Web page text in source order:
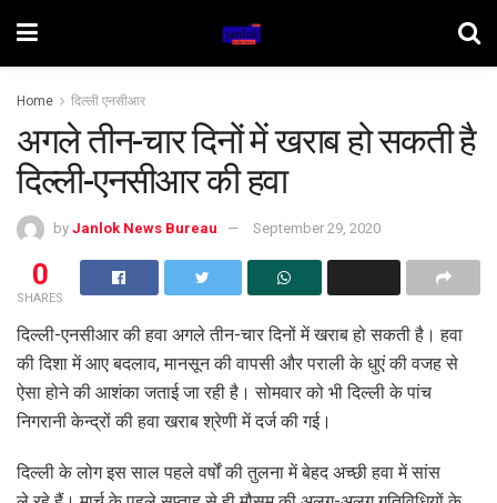
Home दिल्ली एनसीआर
अगले तीन-चार दिनों में खराब हो सकती है
दिल्ली-एनसीआर की हवा
by Janlok News Bureau September 29, 2020
0
SHARES
दिल्ली-एनसीआर की हवा अगले तीन-चार दिनों में खराब हो सकती है। हवा
की दिशा में आए बदलाव, मानसून की वापसी और पराली के धुएं की वजह से
ऐसा होने की आशंका जताई जा रही है। सोमवार को भी दिल्ली के पांच
निगरानी केन्द्रों की हवा खराब श्रेणी में दर्ज की गई।
दिल्ली के लोग इस साल पहले वर्षों की तुलना में बेहद अच्छी हवा में सांस